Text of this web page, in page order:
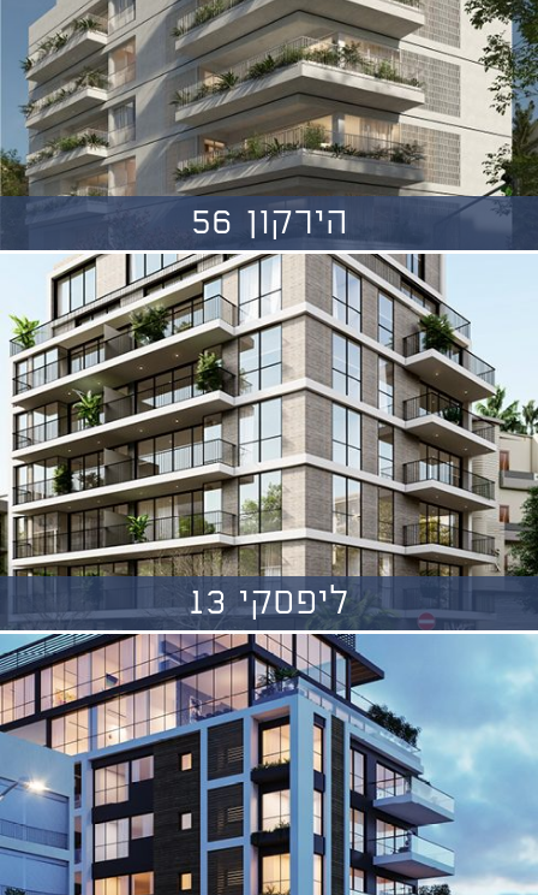
הירקון 56
ליפסקי 13